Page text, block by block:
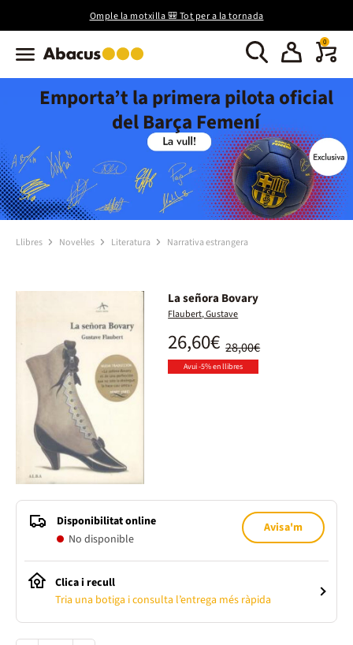
Omple la motxilla 🎒 Tot per a la tornada
0
Emporta’t la primera pilota oficial
del Barça Femení
Llibres Novel·les Literatura Narrativa estrangera
La señora Bovary
Flaubert, Gustave
28,00€
26,60€
Avui -5% en llibres
Disponibilitat online
No disponible
Avisa'm
Clica i recull
Tria una botiga i consulta l’entrega més ràpida